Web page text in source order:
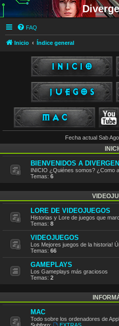
FAQ
Inicio Índice general
Fecha actual Sab
BIENVENIDOS A
INICIO ¿Quiénes somos? ¿Como
Temas: 6
LORE DE VIDEOJUEGOS
Historias y Lore de juegos que
Temas: 8
VIDEOJUEGOS
Los Mejores juegos de la historia!
Temas: 66
GAMEPLAYS
Los Gameplays más graciosos
Temas: 2
MAC
Todo sobre los ordenadores de